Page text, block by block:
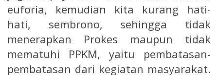
euforia, kemudian kita kurang hati-
hati, sembrono, sehingga tidak
menerapkan Prokes maupun tidak
mematuhi PPKM, yaitu pembatasan-
pembatasan dari kegiatan masyarakat.